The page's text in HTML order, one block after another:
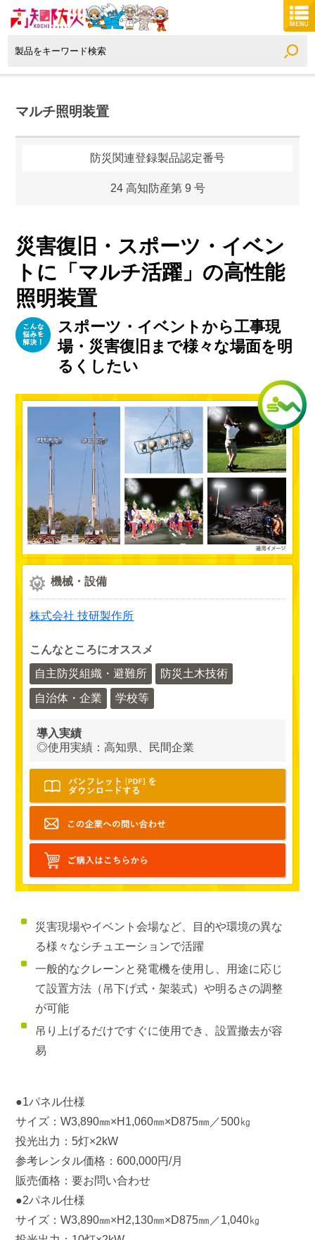
マルチ照明装置
防災関連登録製品認定番号
24 高知防産第 9 号
災害復旧・スポーツ・イベン
トに「マルチ活躍」の高性能
照明装置
スポーツ・イベントから工事現
場・災害復旧まで様々な場面を明
るくしたい
機械・設備
株式会社 技研製作所
こんなところにオススメ
自主防災組織・避難所
防災土木技術
自治体・企業 学校等
導入実績
◎使用実績：高知県、民間企業
災害現場やイベント会場など、目的や環境の異な
る様々なシチュエーションで活躍
一般的なクレーンと発電機を使用し、用途に応じ
て設置方法（吊下げ式・架装式）や明るさの調整
が可能
吊り上げるだけですぐに使用でき、設置撤去が容
易
●1パネル仕様
サイズ：W3,890㎜×H1,060㎜×D875㎜／500㎏
投光出力：5灯×2kW
参考レンタル価格：600,000円/月
販売価格：要お問い合わせ
●2パネル仕様
サイズ：W3,890㎜×H2,130㎜×D875㎜／1,040㎏